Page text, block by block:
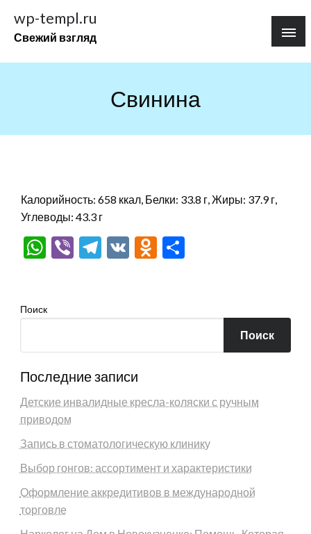
содержимому
wp-templ.ru
Свежий взгляд
Свинина
Калорийность: 658 ккал, Белки: 33.8 г, Жиры: 37.9 г,
Углеводы: 43.3 г
WhatsApp
ViberTelegram
VK Odnoklassniki
Поиск
Поиск
Последние записи
Детские инвалидные кресла-коляски с ручным
приводом
Запись в стоматологическую клинику
Выбор гонгов: ассортимент и характеристики
Оформление аккредитивов в международной
торговле